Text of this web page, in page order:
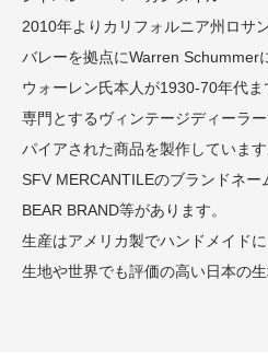
2010年よりカリフォルニア州ロサ
バレーを拠点にWarren Schummer
ウォーレン氏本人が1930-70年代
専門とするヴィンテージディーラ
パイアされた商品を製作しています
SFV MERCANTILEのブランドネ
BEAR BRAND等があります。
生産はアメリカ製でハンドメイド
生地や世界でも評価の高い日本の